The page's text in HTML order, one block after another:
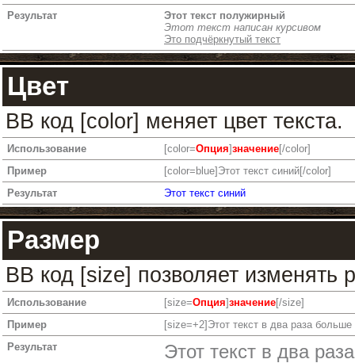
Результат
Этот текст полужирный
Этот текст написан курсивом
Это подчёркнутый текст
Цвет
BB код [color] меняет цвет текста.
Использование [color=Опция]значение[/color]
Пример
[color=blue]Этот текст синий[/color]
Результат
Этот текст синий
Размер
BB код [size] позволяет
Использование [size=Опция]значение[/size]
Пример
[size=+2]Этот текст в два раза
Результат
Этот текст в два